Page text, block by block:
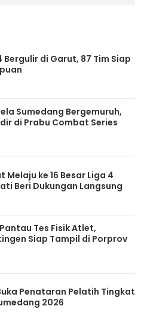
Bergulir di Garut, 87 Tim Siap
Sumedang Bergemuruh,
di Prabu Combat Series
Melaju ke 16 Besar Liga 4
Beri Dukungan Langsung
Tes Fisik Atlet,
Siap Tampil di Porprov
Penataran Pelatih Tingkat
2026